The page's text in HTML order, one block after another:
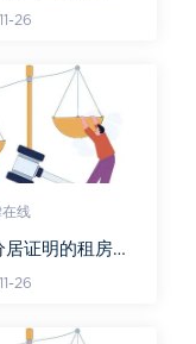
26
线
居证明的租房合
26